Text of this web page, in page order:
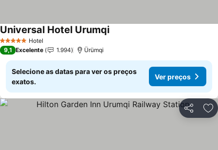
5 Estrelas Hotel
Universal Hotel UrumqiVer preços
9,1 Excelente 1.994 Ürümqi
Selecione as datas para ver os preços
exatos.
Ver preços
Partilhar